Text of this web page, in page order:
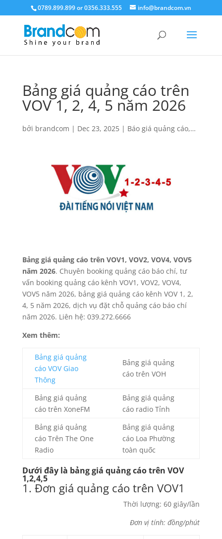
0789.899.899 or 0356.333.555 info@brandcom.vn
Bảng giá quảng cáo trên
VOV 1, 2, 4, 5 năm 2026
bởi brandcom | Dec 23, 2025| Báo giá quảng cáo,
Bảng giá quảng cáo trên VOV1, VOV2, VOV4, VOV5
năm 2026. Chuyên booking quảng cáo báo chí, tư
vấn booking quảng cáo kênh VOV1, VOV2, VOV4,
VOV5 năm 2026, bảng giá quảng cáo kênh VOV 1, 2,
4, 5 năm 2026, dịch vụ đặt chỗ quảng cáo báo chí
năm 2026. Liên hệ: 039.272.6666
Xem thêm:
Bảng giá quảng
cáo VOV Giao
Thông
Bảng giá quảng
cáo trên VOH
Bảng giá quảng
cáo trên XoneFM
Bảng giá quảng
cáo radio Tỉnh
Bảng giá quảng
cáo Trên The One
Radio
Bảng giá quảng
cáo Loa Phường
toàn quốc
Dưới đây là bảng giá quảng cáo trên VOV
1,2,4,5
1. Đơn giá quảng cáo trên VOV1
Thời lượng: 60 giây/lần
Đơn vị tính: đồng/phút